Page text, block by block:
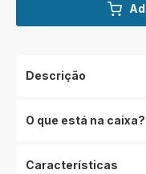
Descrição
O que está na caixa?
Características